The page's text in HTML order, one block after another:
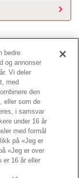
Tuppen av siden
bedre
og annonser
Vi deler
med
den
eller som de
i samsvar
under 16 år
med formål
på «Jeg er
«Jeg er over
er 16 år eller